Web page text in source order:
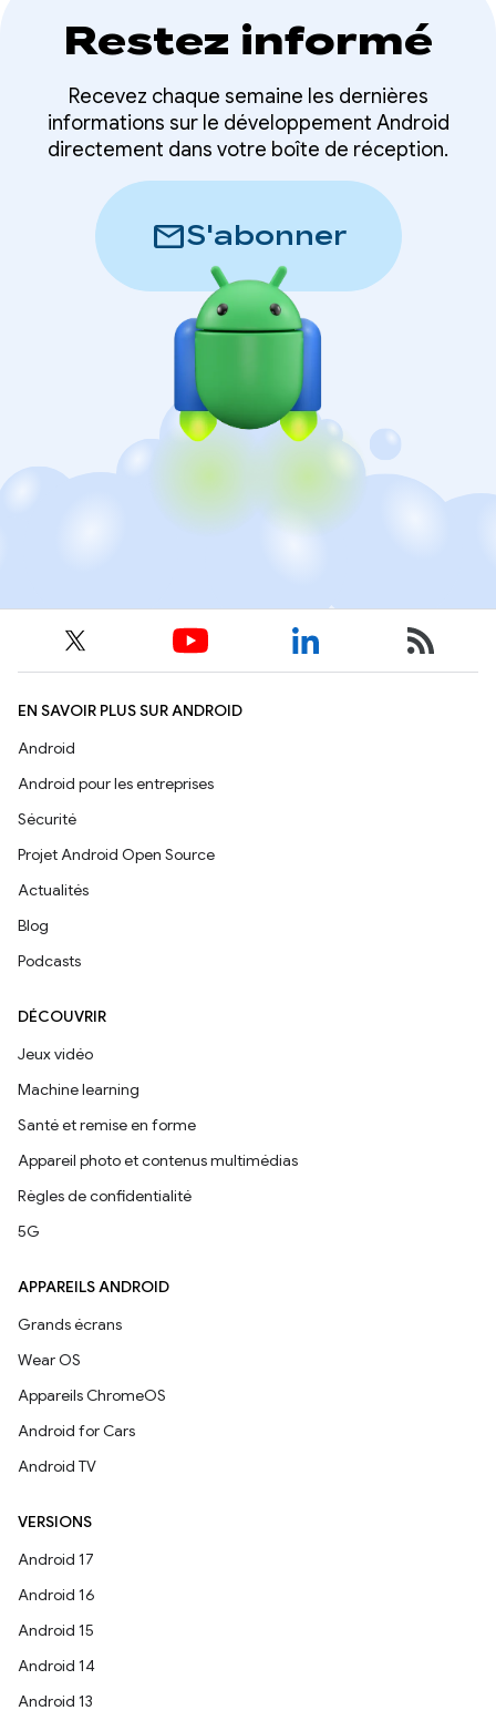
Restez informé
Recevez chaque semaine les dernières
informations sur le développement Android
directement dans votre boîte de réception.
mailS'abonner
EN SAVOIR PLUS SUR ANDROID
Android
Android pour les entreprises
Sécurité
Projet Android Open Source
Actualités
Blog
Podcasts
DÉCOUVRIR
Jeux vidéo
Machine learning
Santé et remise en forme
Appareil photo et contenus multimédias
Règles de confidentialité
5G
APPAREILS ANDROID
Grands écrans
Wear OS
Appareils ChromeOS
Android for Cars
Android TV
VERSIONS
Android 17
Android 16
Android 15
Android 14
Android 13